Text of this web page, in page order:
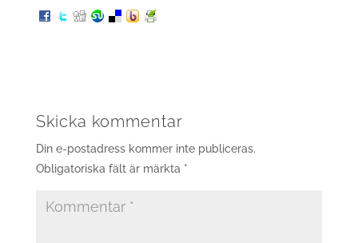
Skicka kommentar
Din e-postadress kommer inte publiceras.
Obligatoriska fält är märkta *